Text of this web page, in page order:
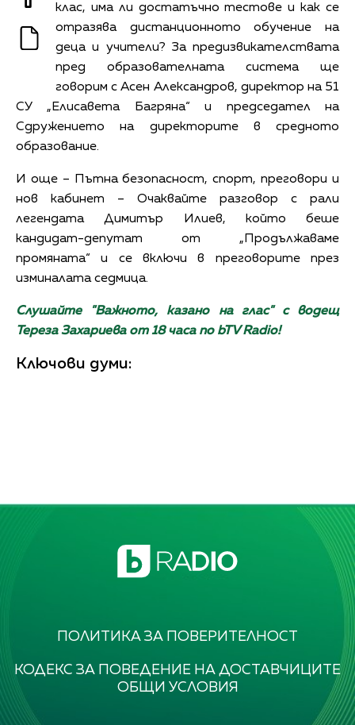
клас, има ли достатъчно тестове и как се
отразява дистанционното обучение на
деца и учители? За предизвикателствата
пред образователната система ще
говорим с Асен Александров, директор на 51
СУ „Елисавета Багряна“ и председател на
Сдружението на директорите в средното
образование.
И още – Пътна безопасност, спорт, преговори и
нов кабинет – Очаквайте разговор с рали
легендата Димитър Илиев, който беше
кандидат-депутат от „Продължаваме
промяната“ и се включи в преговорите през
изминалата седмица.
Слушайте "Важното, казано на глас" с водещ
Тереза Захариева от 18 часа по bTV Radio!
Ключови думи:
ПОЛИТИКА ЗА ПОВЕРИТЕЛНОСТ
КОДЕКС ЗА ПОВЕДЕНИЕ НА ДОСТАВЧИЦИТЕ
ОБЩИ УСЛОВИЯ